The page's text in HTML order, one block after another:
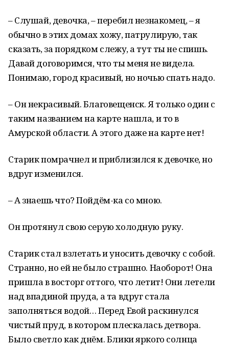
– Слушай, девочка, – перебил незнакомец, – я
обычно в этих домах хожу, патрулирую, так
сказать, за порядком слежу, а тут ты не спишь.
Давай договоримся, что ты меня не видела.
Понимаю, город красивый, но ночью спать надо.
– Он некрасивый. Благовещенск. Я только один с
таким названием на карте нашла, и то в
Амурской области. А этого даже на карте нет!
Старик помрачнел и приблизился к девочке, но
вдруг изменился.
– А знаешь что? Пойдём-ка со мною.
Он протянул свою серую холодную руку.
Старик стал взлетать и уносить девочку с собой.
Странно, но ей не было страшно. Наоборот! Она
пришла в восторг оттого, что летит! Они летели
над впадиной пруда, а та вдруг стала
заполняться водой… Перед Евой раскинулся
чистый пруд, в котором плескалась детвора.
Было светло как днём. Блики яркого солнца